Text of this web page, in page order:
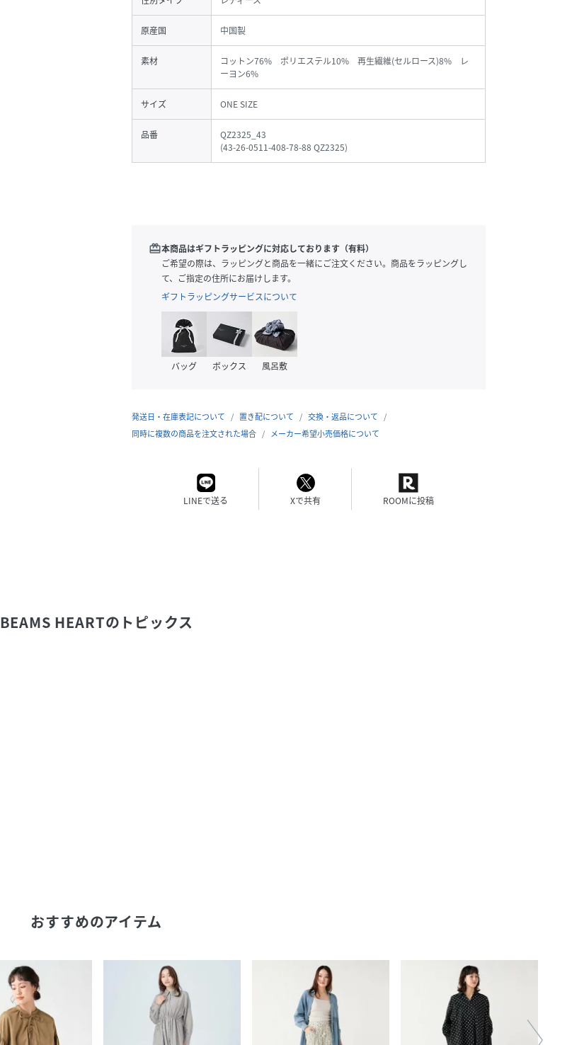
原産国 中国製
素材
コットン76% ポリエステル10% 再生繊維(セルロース)8% レ
ーヨン6%
サイズ ONE SIZE
品番
QZ2325_43
(43-26-0511-408-78-88 QZ2325)
redeem本商品はギフトラッピングに対応しております（有料）
ご希望の際は、ラッピングと商品を一緒にご注文ください。商品をラッピングし
て、ご指定の住所にお届けします。
ギフトラッピングサービスについて
バッグ ボックス 風呂敷
発送日・在庫表記について 置き配について
交換・返品について
同時に複数の商品を注文された場合
メーカー希望小売価格について
LINEで送る Xで共有 ROOMに投稿
BEAMS HEARTのトピックス
おすすめのアイテム